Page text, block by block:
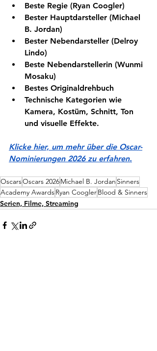
Beste Regie (Ryan Coogler)
Bester Hauptdarsteller (Michael
B. Jordan)
Bester Nebendarsteller (Delroy
Lindo)
Beste Nebendarstellerin (Wunmi
Mosaku)
Bestes Originaldrehbuch
Technische Kategorien wie
Kamera, Kostüm, Schnitt, Ton
und visuelle Effekte.
Klicke hier, um mehr über die Oscar-
Nominierungen 2026 zu erfahren.
OscarsOscars 2026Michael B. Jordan Sinners
Academy AwardsRyan CooglerBlood & Sinners
Serien, Filme, Streaming